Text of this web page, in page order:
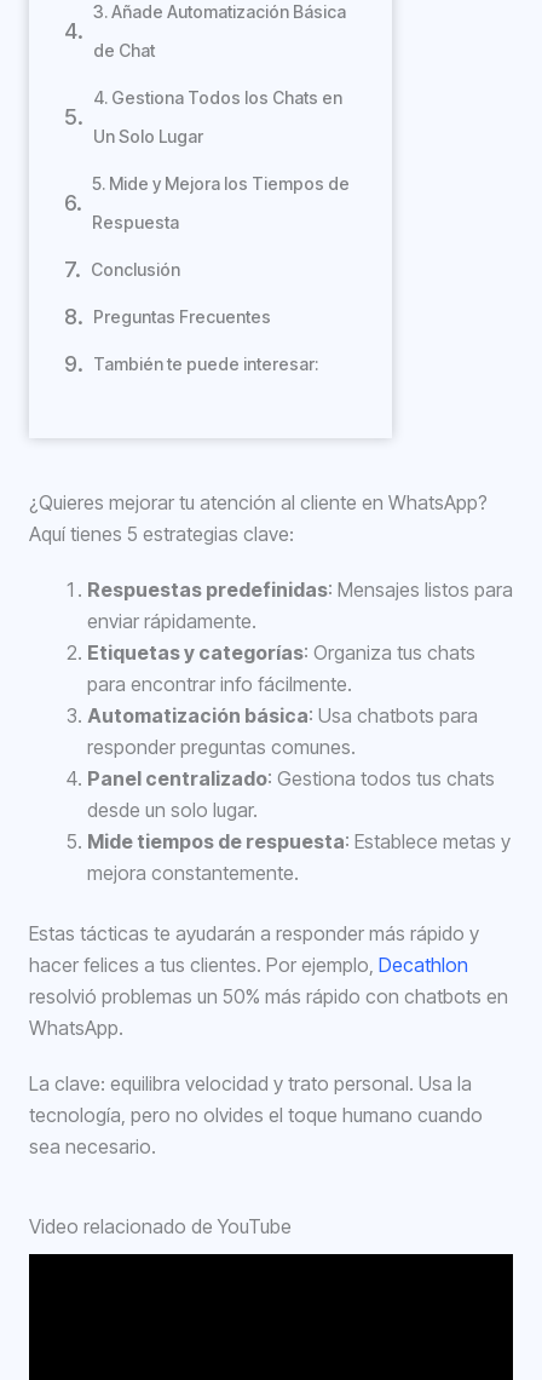
3. Añade Automatización Básica
de Chat
4. Gestiona Todos los Chats en
Un Solo Lugar
5. Mide y Mejora los Tiempos de
Respuesta
Conclusión
Preguntas Frecuentes
También te puede interesar:
¿Quieres mejorar tu atención al cliente en WhatsApp?
Aquí tienes 5 estrategias clave:
Respuestas predefinidas: Mensajes listos para
enviar rápidamente.
Etiquetas y categorías: Organiza tus chats
para encontrar info fácilmente.
Automatización básica: Usa chatbots para
responder preguntas comunes.
Panel centralizado: Gestiona todos tus chats
desde un solo lugar.
Mide tiempos de respuesta: Establece metas y
mejora constantemente.
Estas tácticas te ayudarán a responder más rápido y
hacer felices a tus clientes. Por ejemplo, Decathlon
resolvió problemas un 50% más rápido con chatbots en
WhatsApp.
La clave: equilibra velocidad y trato personal. Usa la
tecnología, pero no olvides el toque humano cuando
sea necesario.
Video relacionado de YouTube